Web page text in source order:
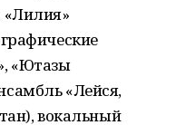
«Лилия»
«Ютазы
«Лейся,
вокальный